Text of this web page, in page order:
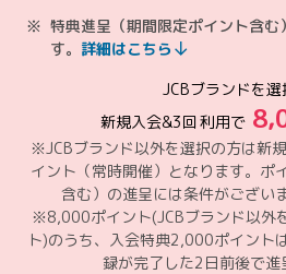
特典進呈（期間限定ポイント含
す。 詳細はこちら
JCBブランドを選
新規入会&3回 利用で
※JCBブランド以外を選択の方は新
イント（常時開催）となります。ポ
含む）の進呈には条件がございま
※8,000ポイント(JCBブランド以外
ト)のうち、入会特典2,000ポイント
録が完了した2日前後で進